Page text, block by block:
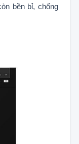
thông
bền bỉ, chống